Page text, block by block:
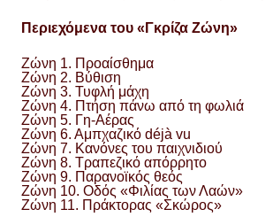
Περιεχόμενα του «Γκρίζα Ζώνη»
Ζώνη 1. Προαίσθημα
Ζώνη 2. Βύθιση
Ζώνη 3. Τυφλή μάχη
Ζώνη 4. Πτήση πάνω από τη φωλιά
Ζώνη 5. Γη-Αέρας
Ζώνη 6. Αμπχαζικό déjà vu
Ζώνη 7. Κανόνες του παιχνιδιού
Ζώνη 8. Τραπεζικό απόρρητο
Ζώνη 9. Παρανοϊκός θεός
Ζώνη 10. Οδός «Φιλίας των Λαών»
Ζώνη 11. Πράκτορας «Σκώρος»